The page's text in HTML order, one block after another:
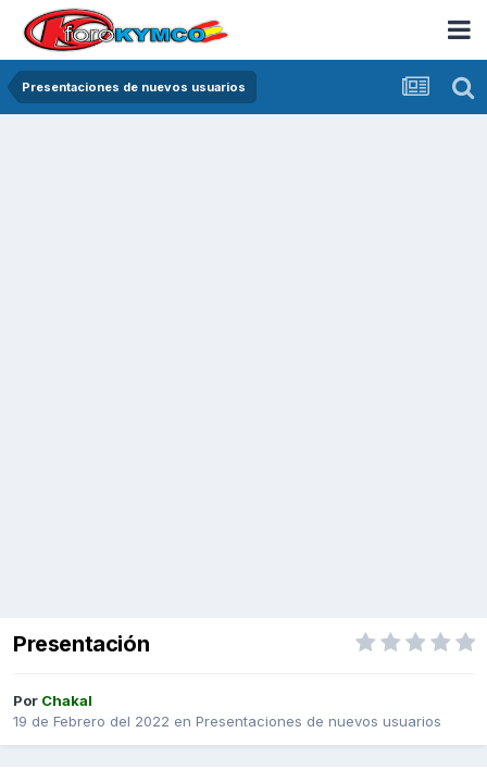
Presentaciones de nuevos usuarios
Presentación
Por Chakal
19 de Febrero del 2022 en Presentaciones de nuevos usuarios